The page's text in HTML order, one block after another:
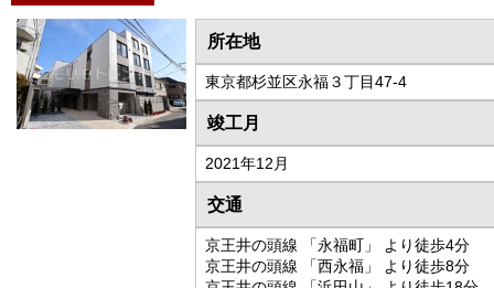
所在地
東京都杉並区永福３丁目47-4
竣工月
2021年12月
交通
京王井の頭線 「永福町」 より徒歩4分
京王井の頭線 「西永福」 より徒歩8分